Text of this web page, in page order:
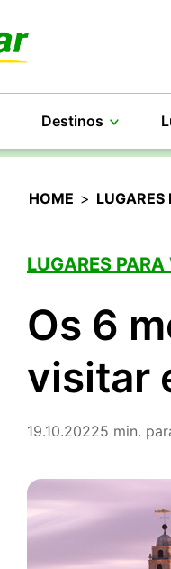
Destinos
HOME > LUGARES
LUGARES PARA
Os 6
visitar
19.10.20225 min.